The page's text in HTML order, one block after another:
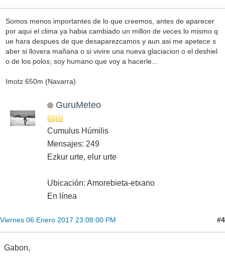
Somos menos importantes de lo que creemos, antes de aparecer
por aqui el clima ya habia cambiado un millon de veces lo mismo q
ue hara despues de que desaparezcamos y aun asi me apetece s
aber si llovera mañana o si vivire una nueva glaciacion o el deshiel
o de los polos; soy humano que voy a hacerle...
Imotz 650m (Navarra)
GuruMeteo
Cumulus Húmilis
Mensajes: 249
Ezkur urte, elur urte
Ubicación: Amorebieta-etxano
En línea
Viernes 06 Enero 2017 23:08:00 PM #4
Gabon,